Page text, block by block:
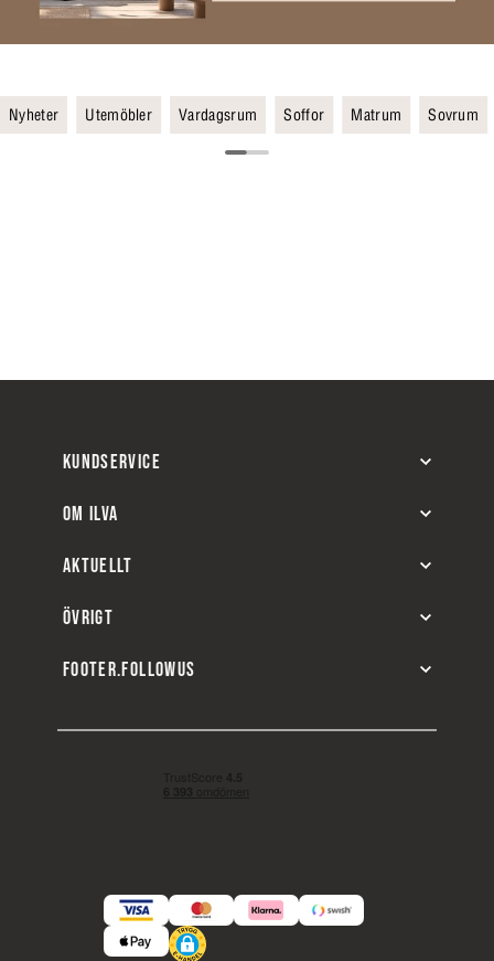
Nyheter Utemöbler Vardagsrum Soffor Matrum Sovrum
KUNDSERVICE
OM ILVA
AKTUELLT
ÖVRIGT
FOOTER.FOLLOWUS